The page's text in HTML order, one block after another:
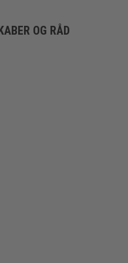
OG RÅD